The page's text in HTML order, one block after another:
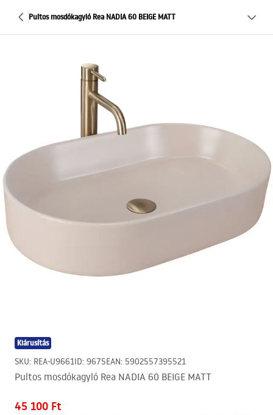
Pultos mosdókagyló Rea NADIA 60 BEIGE MATT
Kiárusítás
SKU: REA-U9661ID: 9675EAN: 5902557395521
Pultos mosdókagyló Rea NADIA 60 BEIGE MATT
45 100 Ft